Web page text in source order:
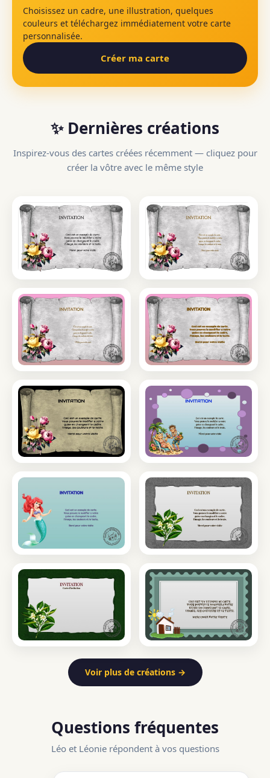
Choisissez un cadre, une illustration, quelques
couleurs et téléchargez immédiatement votre carte
personnalisée.
Créer ma carte
✨ Dernières créations
Inspirez-vous des cartes créées récemment — cliquez pour
créer la vôtre avec le même style
Voir plus de créations →
Questions fréquentes
Léo et Léonie répondent à vos questions